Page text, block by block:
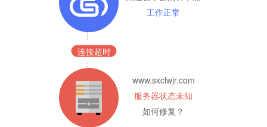
工作正常
连接超时
www.sxclwjr.com
服务器状态未知
如何修复？